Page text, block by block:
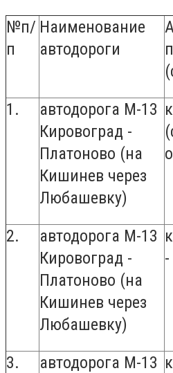
№п/
п
Наименование
автодороги
1.
автодорога М-13
Кировоград -
Платоново (на
Кишинев через
Любашевку)
2.
автодорога М-13
Кировоград -
Платоново (на
Кишинев через
Любашевку)
3.
автодорога М-13